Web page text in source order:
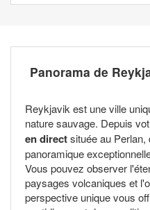
Panorama de
Reykjavik est une ville
nature sauvage. Depuis
en directsituée au
panoramique
Vous pouvez observer
paysages volcaniques et
perspective unique vous